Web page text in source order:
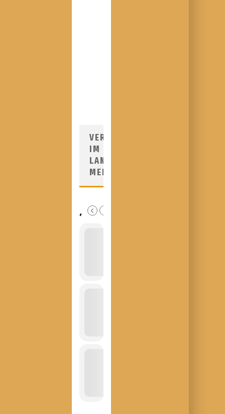
VERANSTALTUNGEN
IM
LANDKREIS
MEISSEN
,